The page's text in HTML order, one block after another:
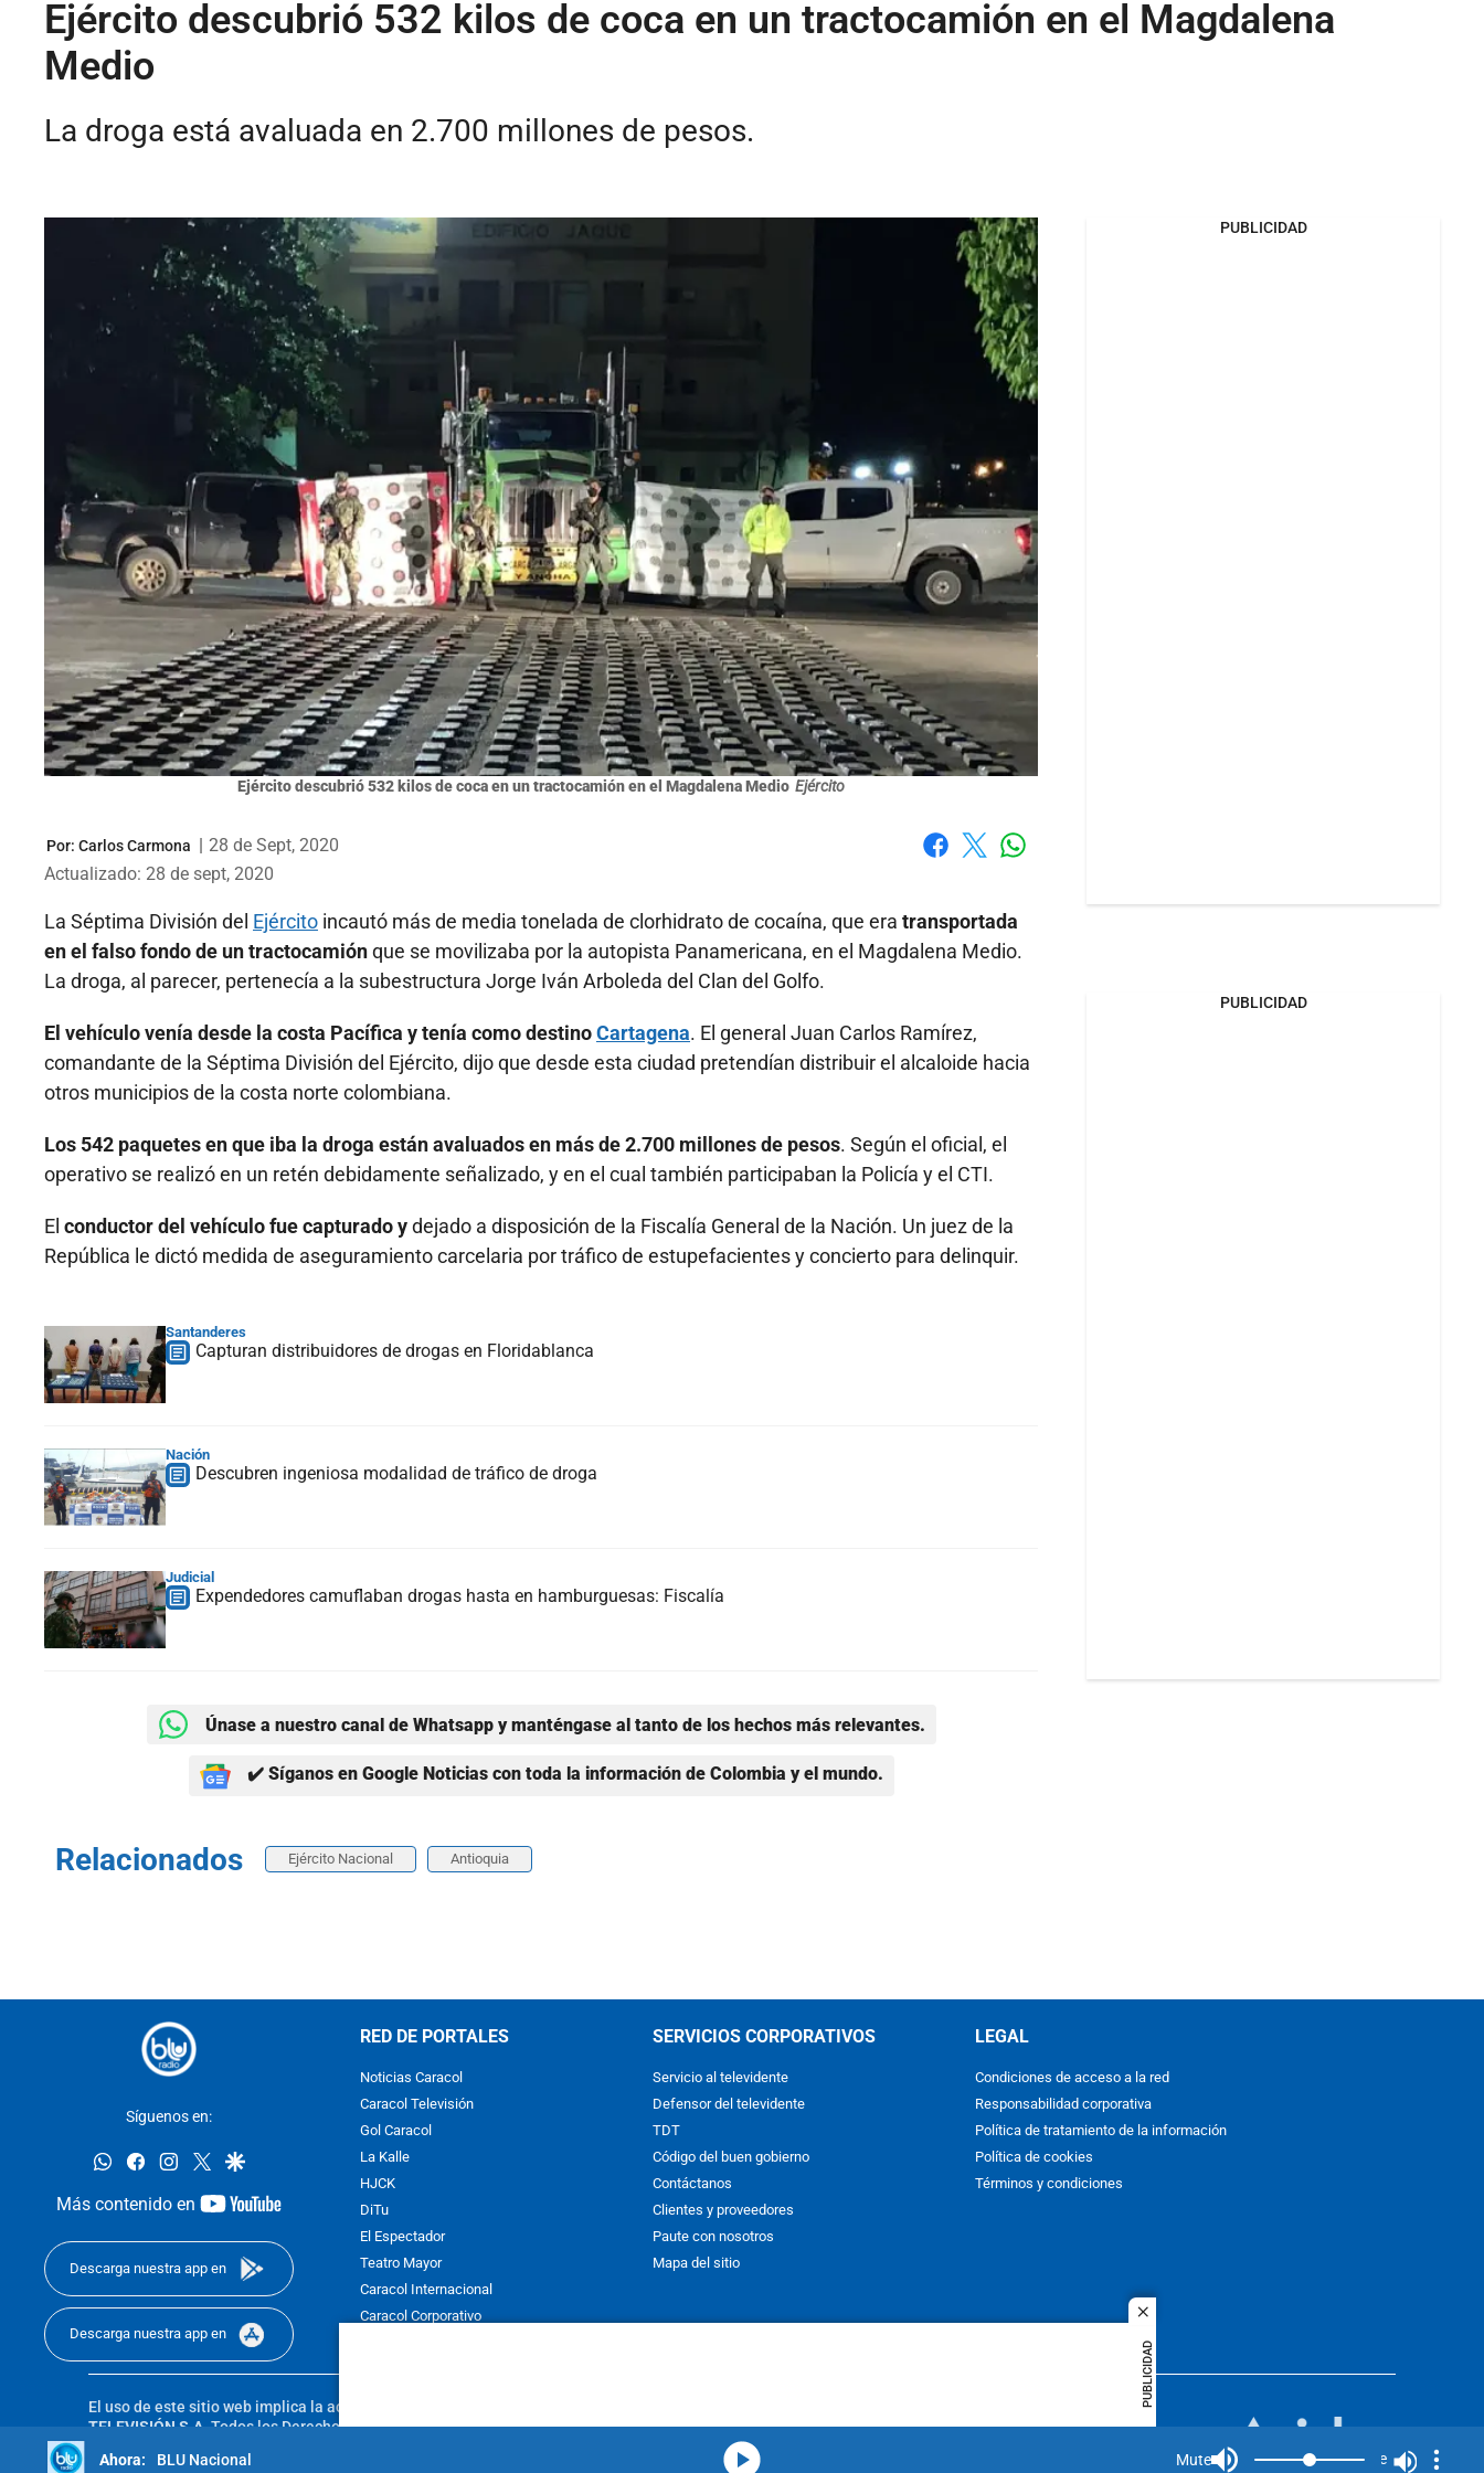
close
PUBLICIDAD
Ejército descubrió 532 kilos de coca en un tractocamión en el Magdalena
Medio
La droga está avaluada en 2.700 millones de pesos.
Ejército descubrió 532 kilos de coca en un tractocamión en el Magdalena Medio Ejército
Por: Carlos Carmona | 28 de Sept, 2020
Actualizado: 28 de sept, 2020
La Séptima División del Ejército incautó más de media tonelada de clorhidrato de cocaína, que era transportada
en el falso fondo de un tractocamiónque se movilizaba por la autopista Panamericana, en el Magdalena Medio.
La droga, al parecer, pertenecía a la subestructura Jorge Iván Arboleda del Clan del Golfo.
El vehículo venía desde la costa Pacífica y tenía como destinoCartagena. El general Juan Carlos Ramírez,
comandante de la Séptima División del Ejército, dijo que desde esta ciudad pretendían distribuir el alcaloide hacia
otros municipios de la costa norte colombiana.
Los 542 paquetes en que iba la droga están avaluados en más de 2.700 millones de pesos. Según el oficial, el
operativo se realizó en un retén debidamente señalizado, y en el cual también participaban la Policía y el CTI.
El conductor del vehículo fue capturado ydejado a disposición de la Fiscalía General de la Nación. Un juez de la
República le dictó medida de aseguramiento carcelaria por tráfico de estupefacientes y concierto para delinquir.
Santanderes
Capturan distribuidores de drogas en Floridablanca
Nación
Descubren ingeniosa modalidad de tráfico de droga
Judicial
Expendedores camuflaban drogas hasta en hamburguesas: Fiscalía
Únase a nuestro canal de Whatsapp y manténgase al tanto de los hechos más relevantes.
✔️ Síganos en Google Noticias con toda la información de Colombia y el mundo.
Relacionados Ejército Nacional Antioquia
PUBLICIDAD
PUBLICIDAD
Síguenos en:
whatsappfacebookinstagram
twittergoogle
Más contenido en
youtube-
Descarga nuestra app en
Descarga nuestra app en
RED DE PORTALES
Noticias Caracol
Caracol Televisión
Gol Caracol
La Kalle
HJCK
DiTu
El Espectador
Teatro Mayor
Caracol Internacional
Caracol Corporativo
SERVICIOS CORPORATIVOS
Servicio al televidente
Defensor del televidente
TDT
Código del buen gobierno
Contáctanos
Clientes y proveedores
Paute con nosotros
Mapa del sitio
LEGAL
Condiciones de acceso a la red
Responsabilidad corporativa
Política de tratamiento de la información
Política de cookies
Términos y condiciones
El uso de este sitio web implica la aceptación de los
TELEVISIÓN S.A.Todos los Derechos Reservados D.R.A. Prohibida su reproducción total o parcial, así como su traducción a cualquier idioma
sin autorización escrita de su titular. Reproduction in whole or in part, or translation without written permission is prohibited. All rights
reserved 2025.BLU Nacional
Mute Mute